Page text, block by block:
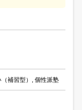
補習型）, 個性派塾